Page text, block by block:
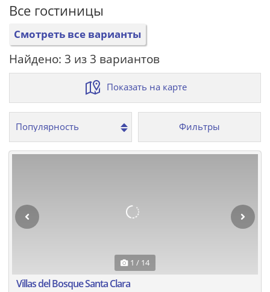
Все гостиницы
Смотреть все варианты
Найдено: 3 из 3 вариантов
Показать на карте
Фильтры
1 / 14
Villas del Bosque Santa Clara